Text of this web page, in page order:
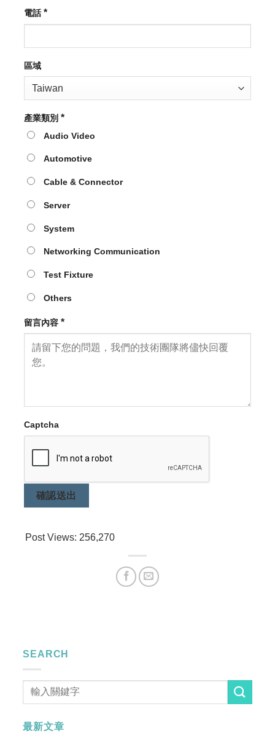
電話*
區域
產業類別*
Audio Video
Automotive
Cable & Connector
Server
System
Networking Communication
Test Fixture
Others
留言內容*
Captcha
確認送出
Post Views: 256,270
SEARCH
最新文章